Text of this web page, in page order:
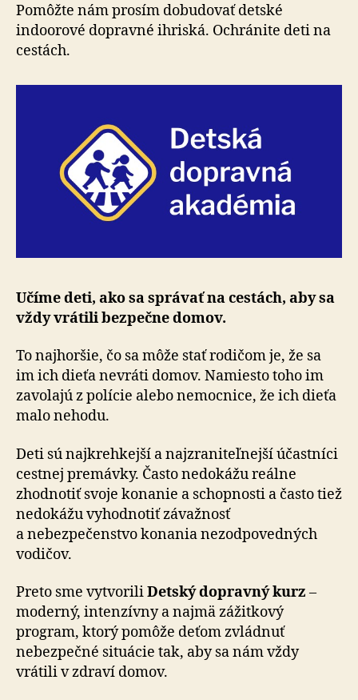
Pomôžte nám prosím dobudovať detské
indoorové dopravné ihriská. Ochránite deti na
cestách.
Učíme deti, ako sa správať na cestách, aby sa
vždy vrátili bezpečne domov.
To najhoršie, čo sa môže stať rodičom je, že sa
im ich dieťa nevráti domov. Namiesto toho im
zavolajú z polície alebo nemocnice, že ich dieťa
malo nehodu.
Deti sú najkrehkejší a najzraniteľnejší účastníci
cestnej premávky. Často nedokážu reálne
zhodnotiť svoje ko­na­nie a schopnosti a často tiež
nedokážu vyhodnotiť zá­važ­nosť
a nebezpečenstvo konania nezodpovedných
vodičov.
Preto sme vytvoriliDetský dopravný kurz –
moderný, intenzívny a najmä zážitkový
program, ktorý pomôže deťom zvládnuť
nebezpečné situácie tak, aby sa nám vždy
vrátili v zdraví domov.